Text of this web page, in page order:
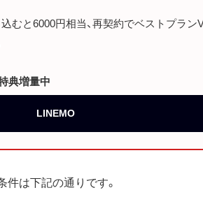
むと6000円相当、再契約でベストプラン
典増量中
LINEMO
件は下記の通りです。